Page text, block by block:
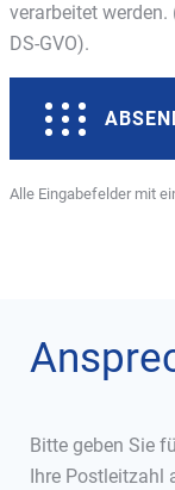
verarbeitet werden.
DS-GVO).
Alle Eingabefelder mit
Bitte geben Sie
Ihre Postleitzahl